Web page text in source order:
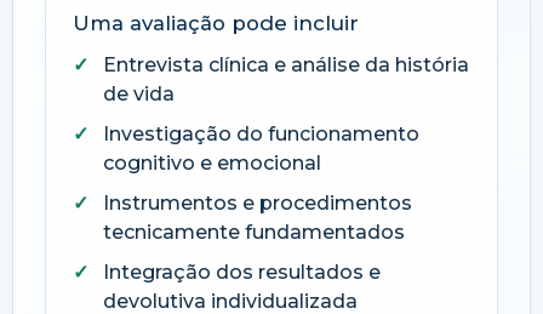
Uma avaliação pode incluir
Entrevista clínica e análise da história
de vida
Investigação do funcionamento
cognitivo e emocional
Instrumentos e procedimentos
tecnicamente fundamentados
Integração dos resultados e
devolutiva individualizada